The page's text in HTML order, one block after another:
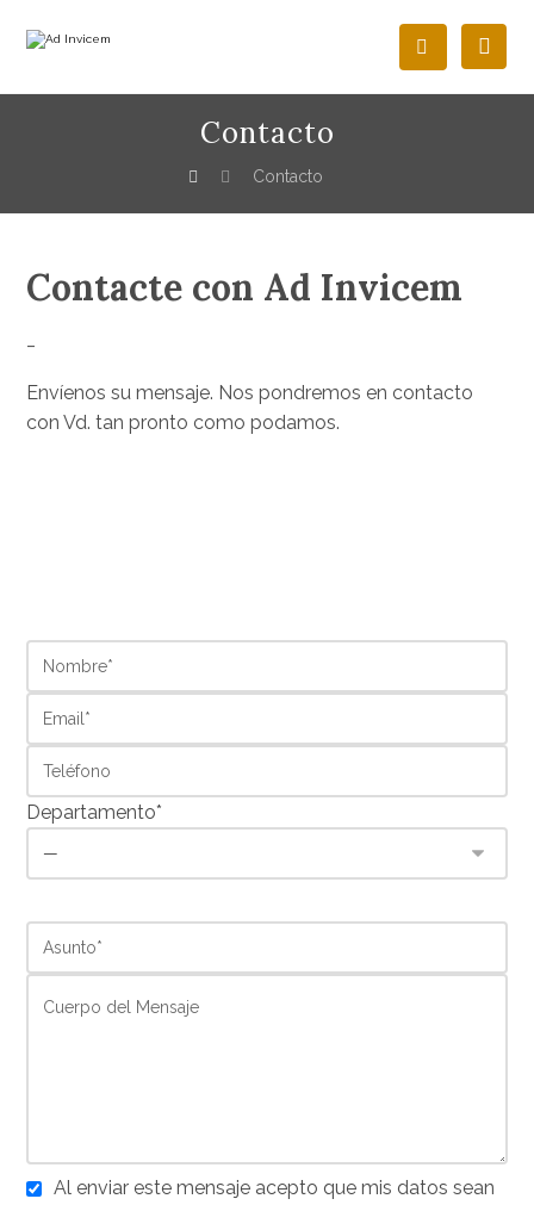
Contacto
Contacto
Contacte con Ad Invicem
Envíenos su mensaje. Nos pondremos en contacto
con Vd. tan pronto como podamos.
Departamento*
Al enviar este mensaje acepto que mis datos sean